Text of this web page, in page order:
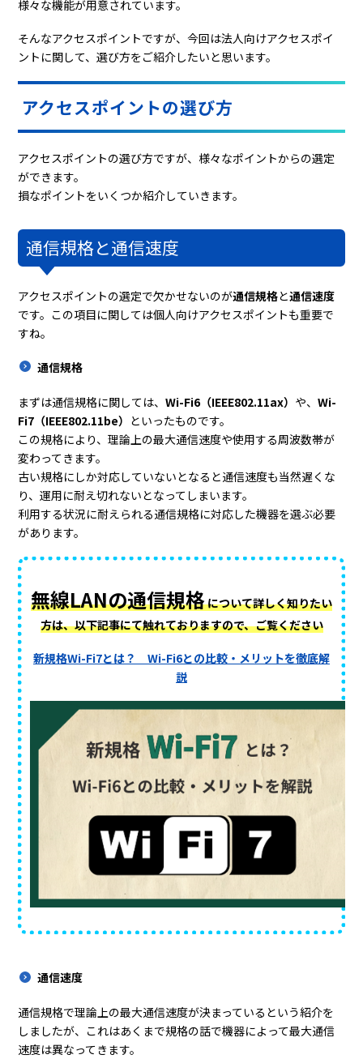
様々な機能が用意されています。
そんなアクセスポイントですが、今回は法人向けアクセスポイ
ントに関して、選び方をご紹介したいと思います。
アクセスポイントの選び方
アクセスポイントの選び方ですが、様々なポイントからの選定
ができます。
損なポイントをいくつか紹介していきます。
通信規格と通信速度
アクセスポイントの選定で欠かせないのが通信規格と通信速度
です。この項目に関しては個人向けアクセスポイントも重要で
すね。
通信規格
まずは通信規格に関しては、Wi-Fi6（IEEE802.11ax） や、Wi-
Fi7（IEEE802.11be） といったものです。
この規格により、理論上の最大通信速度や使用する周波数帯が
変わってきます。
古い規格にしか対応していないとなると通信速度も当然遅くな
り、運用に耐え切れないとなってしまいます。
利用する状況に耐えられる通信規格に対応した機器を選ぶ必要
があります。
無線LANの通信規格について詳しく知りたい
方は、以下記事にて触れておりますので、ご覧ください
新規格Wi-Fi7とは？ Wi-Fi6との比較・メリットを徹底解
説
通信速度
通信規格で理論上の最大通信速度が決まっているという紹介を
しましたが、これはあくまで規格の話で機器によって最大通信
速度は異なってきます。